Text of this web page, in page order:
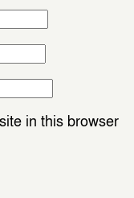
in this browser